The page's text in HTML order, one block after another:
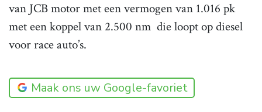
van JCB motor met een vermogen van 1.016 pk
met een koppel van 2.500 nm die loopt op diesel
voor race auto’s.
Maak ons uw Google-favoriet